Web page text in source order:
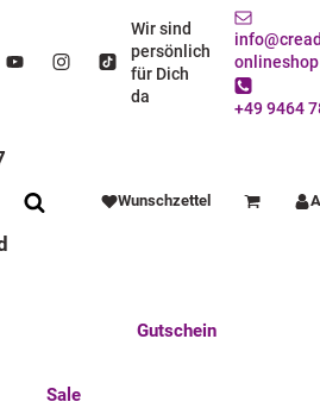
Wir sind
persönlich
für Dich
da
+49 9464
Wunschzettel Warenkorb
Gutschein
Sale
BLUMEN FLIEDER PERSNOALISIERT,